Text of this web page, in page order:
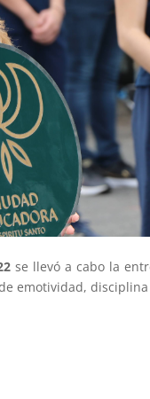
se llevó a cabo la
emotividad,